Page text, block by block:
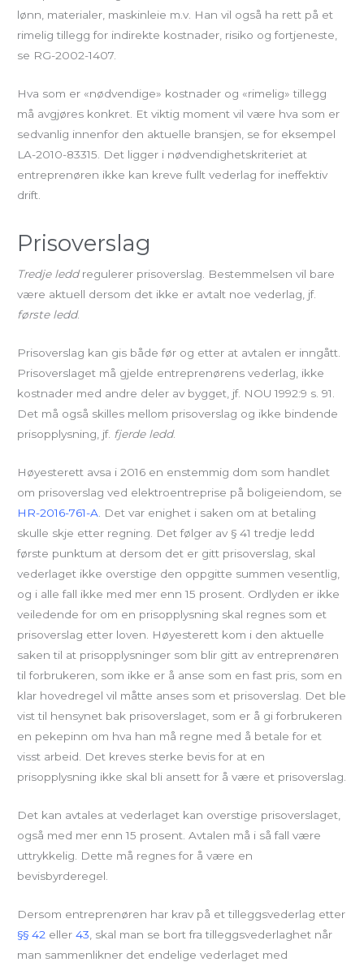
lønn, materialer, maskinleie m.v. Han vil også ha rett på et
rimelig tillegg for indirekte kostnader, risiko og fortjeneste,
se RG-2002-1407.
Hva som er «nødvendige» kostnader og «rimelig» tillegg
må avgjøres konkret. Et viktig moment vil være hva som er
sedvanlig innenfor den aktuelle bransjen, se for eksempel
LA-2010-83315. Det ligger i nødvendighetskriteriet at
entreprenøren ikke kan kreve fullt vederlag for ineffektiv
drift.
Prisoverslag
Tredje leddregulerer prisoverslag. Bestemmelsen vil bare
være aktuell dersom det ikke er avtalt noe vederlag, jf.
første ledd.
Prisoverslag kan gis både før og etter at avtalen er inngått.
Prisoverslaget må gjelde entreprenørens vederlag, ikke
kostnader med andre deler av bygget, jf. NOU 1992:9 s. 91.
Det må også skilles mellom prisoverslag og ikke bindende
prisopplysning, jf. fjerde ledd.
Høyesterett avsa i 2016 en enstemmig dom som handlet
om prisoverslag ved elektroentreprise på boligeiendom, se
HR-2016-761-A . Det var enighet i saken om at betaling
skulle skje etter regning. Det følger av § 41 tredje ledd
første punktum at dersom det er gitt prisoverslag, skal
vederlaget ikke overstige den oppgitte summen vesentlig,
og i alle fall ikke med mer enn 15 prosent. Ordlyden er ikke
veiledende for om en prisopplysning skal regnes som et
prisoverslag etter loven. Høyesterett kom i den aktuelle
saken til at prisopplysninger som blir gitt av entreprenøren
til forbrukeren, som ikke er å anse som en fast pris, som en
klar hovedregel vil måtte anses som et prisoverslag. Det ble
vist til hensynet bak prisoverslaget, som er å gi forbrukeren
en pekepinn om hva han må regne med å betale for et
visst arbeid. Det kreves sterke bevis for at en
prisopplysning ikke skal bli ansett for å være et prisoverslag.
Det kan avtales at vederlaget kan overstige prisoverslaget,
også med mer enn 15 prosent. Avtalen må i så fall være
uttrykkelig. Dette må regnes for å være en
bevisbyrderegel.
Dersom entreprenøren har krav på et tilleggsvederlag etter
§§ 42 eller43 , skal man se bort fra tilleggsvederlaghet når
man sammenlikner det endelige vederlaget med